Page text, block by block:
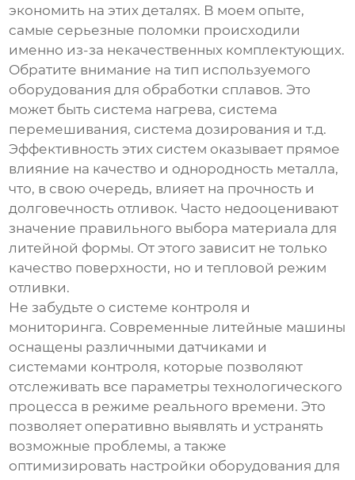
экономить на этих деталях. В моем опыте,
самые серьезные поломки происходили
именно из-за некачественных комплектующих.
Обратите внимание на тип используемого
оборудования для обработки сплавов. Это
может быть система нагрева, система
перемешивания, система дозирования и т.д.
Эффективность этих систем оказывает прямое
влияние на качество и однородность металла,
что, в свою очередь, влияет на прочность и
долговечность отливок. Часто недооценивают
значение правильного выбора материала для
литейной формы. От этого зависит не только
качество поверхности, но и тепловой режим
отливки.
Не забудьте о системе контроля и
мониторинга. Современныелитейные машины
оснащены различными датчиками и
системами контроля, которые позволяют
отслеживать все параметры технологического
процесса в режиме реального времени. Это
позволяет оперативно выявлять и устранять
возможные проблемы, а также
оптимизировать настройки оборудования для